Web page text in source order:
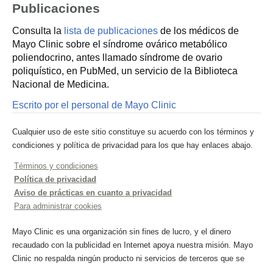
Publicaciones
Consulta la lista de publicaciones de los médicos de
Mayo Clinic sobre el síndrome ovárico metabólico
poliendocrino, antes llamado síndrome de ovario
poliquístico, en PubMed, un servicio de la Biblioteca
Nacional de Medicina.
Escrito por el personal de Mayo Clinic
Cualquier uso de este sitio constituye su acuerdo con los términos y
condiciones y política de privacidad para los que hay enlaces abajo.
Términos y condiciones
Política de privacidad
Aviso de prácticas en cuanto a privacidad
Para administrar cookies
Mayo Clinic es una organización sin fines de lucro, y el dinero
recaudado con la publicidad en Internet apoya nuestra misión. Mayo
Clinic no respalda ningún producto ni servicios de terceros que se